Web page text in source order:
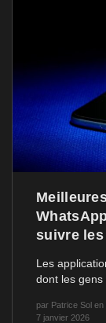
suivre les
Les
dont les gens
par Patrice Sol en
7 janvier 2026